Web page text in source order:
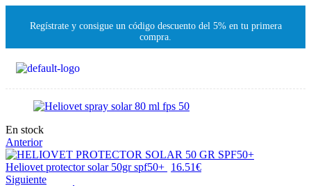
Regístrate y consigue un código descuento del 5% en tu primera
compra.
En stock
Anterior
Heliovet protector solar 50gr spf50+ 16.51€
Siguiente